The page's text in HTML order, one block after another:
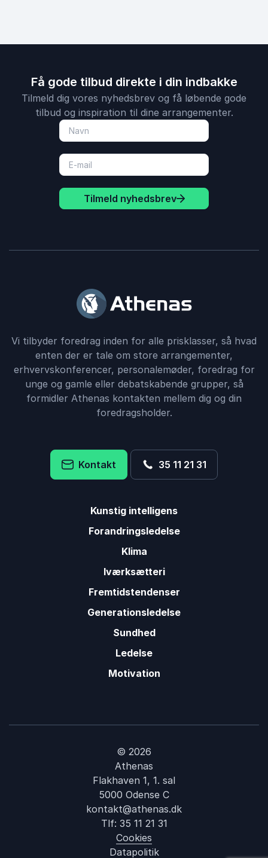
Få gode tilbud direkte i din indbakke
Tilmeld dig vores nyhedsbrev og få løbende gode
tilbud og inspiration til dine arrangementer.
Tilmeld nyhedsbrev
Vi tilbyder foredrag inden for alle prisklasser, så hvad
enten der er tale om store arrangementer,
erhvervskonferencer, personalemøder, foredrag for
unge og gamle eller debatskabende grupper, så
formidler Athenas kontakten mellem dig og din
foredragsholder.
Kontakt 35 11 21 31
Kunstig intelligens
Forandringsledelse
Klima
Iværksætteri
Fremtidstendenser
Generationsledelse
Sundhed
Ledelse
Motivation
© 2026
Athenas
Flakhaven 1, 1. sal
5000 Odense C
kontakt@athenas.dk
Tlf: 35 11 21 31
Cookies
Datapolitik